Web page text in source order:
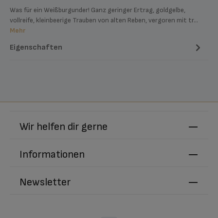
Was für ein Weißburgunder! Ganz geringer Ertrag, goldgelbe,
vollreife, kleinbeerige Trauben von alten Reben, vergoren mit tr…
Mehr
Eigenschaften
Newsletter
Wir helfen dir gerne
Informationen